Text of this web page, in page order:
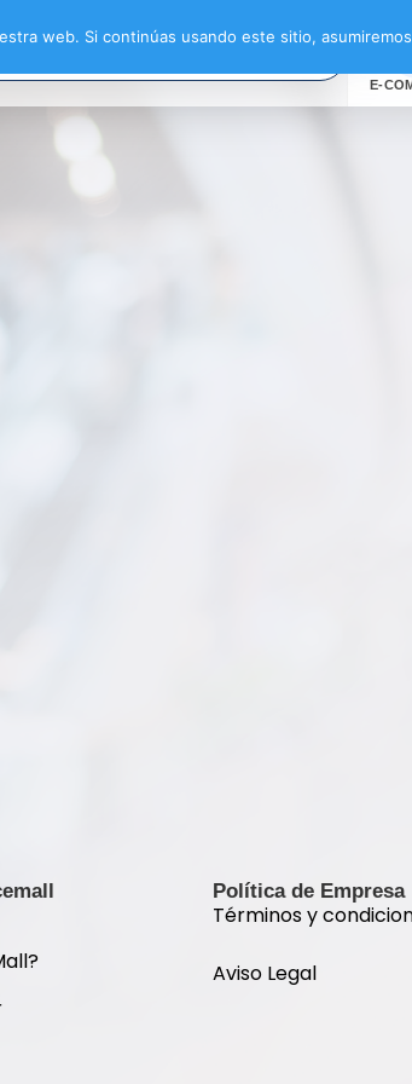
E-
Política de Empresa
Términos y
Aviso Legal
web. Si continúas usando este sitio,